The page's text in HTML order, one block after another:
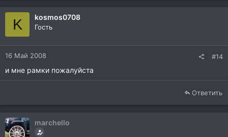
K kosmos0708
Гость
16 Май 2008 #14
и мне рамки пожалуйста
Ответить
marchello